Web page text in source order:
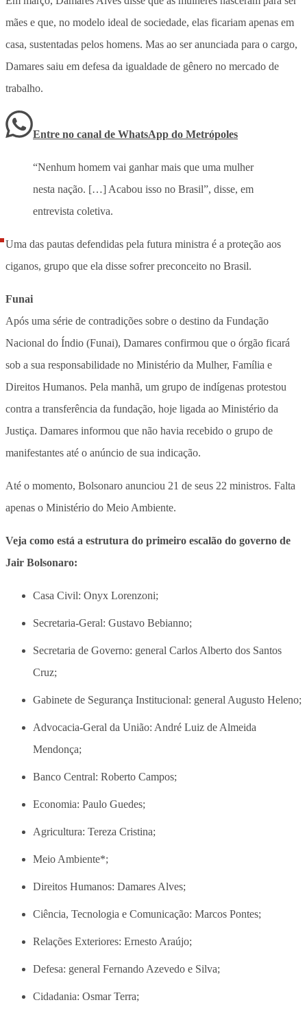
mães e que, no modelo ideal de sociedade, elas ficariam apenas em
casa, sustentadas pelos homens. Mas ao ser anunciada para o cargo,
Damares saiu em defesa da igualdade de gênero no mercado de
trabalho.
Entre no canal de WhatsApp do Metrópoles
“Nenhum homem vai ganhar mais que uma mulher
nesta nação. […] Acabou isso no Brasil”, disse, em
entrevista coletiva.
Uma das pautas defendidas pela futura ministra é a proteção aos
ciganos, grupo que ela disse sofrer preconceito no Brasil.
Funai
Após uma série de contradições sobre o destino da Fundação
Nacional do Índio (Funai), Damares confirmou que o órgão ficará
sob a sua responsabilidade no Ministério da Mulher, Família e
Direitos Humanos. Pela manhã, um grupo de indígenas protestou
contra a transferência da fundação, hoje ligada ao Ministério da
Justiça. Damares informou que não havia recebido o grupo de
manifestantes até o anúncio de sua indicação.
Até o momento, Bolsonaro anunciou 21 de seus 22 ministros. Falta
apenas o Ministério do Meio Ambiente.
Veja como está a estrutura do primeiro escalão do governo de
Jair Bolsonaro:
Casa Civil: Onyx Lorenzoni;
Secretaria-Geral: Gustavo Bebianno;
Secretaria de Governo: general Carlos Alberto dos Santos
Cruz;
Gabinete de Segurança Institucional: general Augusto Heleno;
Advocacia-Geral da União: André Luiz de Almeida
Mendonça;
Banco Central: Roberto Campos;
Economia: Paulo Guedes;
Agricultura: Tereza Cristina;
Meio Ambiente*;
Direitos Humanos: Damares Alves;
Ciência, Tecnologia e Comunicação: Marcos Pontes;
Relações Exteriores: Ernesto Araújo;
Defesa: general Fernando Azevedo e Silva;
Cidadania: Osmar Terra;